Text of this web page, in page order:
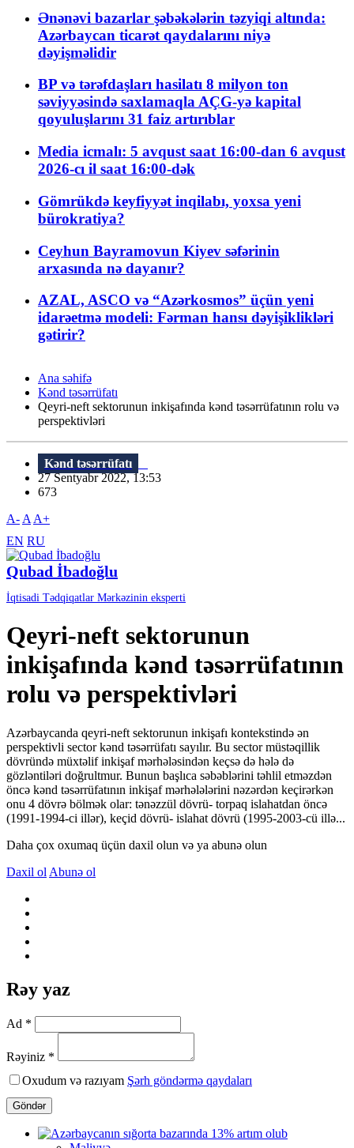
Ənənəvi bazarlar şəbəkələrin təzyiqi altında:
Azərbaycan ticarət qaydalarını niyə
dəyişməlidir
BP və tərəfdaşları hasilatı 8 milyon ton
səviyyəsində saxlamaqla AÇG-yə kapital
qoyuluşlarını 31 faiz artırıblar
Media icmalı: 5 avqust saat 16:00-dan 6 avqust
2026-cı il saat 16:00-dək
Gömrükdə keyfiyyət inqilabı, yoxsa yeni
bürokratiya?
Ceyhun Bayramovun Kiyev səfərinin
arxasında nə dayanır?
AZAL, ASCO və “Azərkosmos” üçün yeni
idarəetmə modeli: Fərman hansı dəyişiklikləri
gətirir?
Ana səhifə
Kənd təsərrüfatı
Qeyri-neft sektorunun inkişafında kənd təsərrüfatının rolu və
perspektivləri
Kənd təsərrüfatı
27 Sentyabr 2022, 13:53
673
A- A A+
EN RU
Qubad İbadoğlu
İqtisadi Tədqiqatlar Mərkəzinin eksperti
Qeyri-neft sektorunun
inkişafında kənd təsərrüfatının
rolu və perspektivləri
Azərbaycanda qeyri-neft sektorunun inkişafı kontekstində ən
perspektivli sector kənd təsərrüfatı sayılır. Bu sector müstəqillik
dövründə müxtəlif inkişaf mərhələsindən keçsə də hələ də
gözləntiləri doğrultmur. Bunun başlıca səbəblərini təhlil etməzdən
öncə kənd təsərrüfatının inkişaf mərhələlərini nəzərdən keçirərkən
onu 4 dövrə bölmək olar: tənəzzül dövrü- torpaq islahatdan öncə
(1991-1994-ci illər), keçid dövrü- islahat dövrü (1995-2003-cü illə...
Daha çox oxumaq üçün daxil olun və ya abunə olun
Daxil ol Abunə ol
Rəy yaz
Ad *
Rəyiniz *
Oxudum və razıyam Şərh göndərmə qaydaları
Göndər